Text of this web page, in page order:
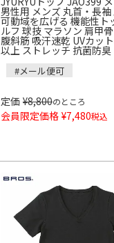
男性用 メンズ 丸首・長袖
可動域を広げる 機能性ト
ルフ 球技 マラソン 肩甲
腹斜筋 吸汗速乾 UVカッ
以上 ストレッチ 抗菌防臭
#メール便可
定価 ¥8,800のところ
会員限定価格 ¥7,480税込